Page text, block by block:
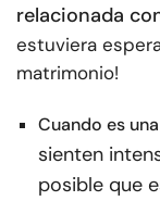
relacionada
estuviera
matrimonio!
Cuando es
sienten
posible que